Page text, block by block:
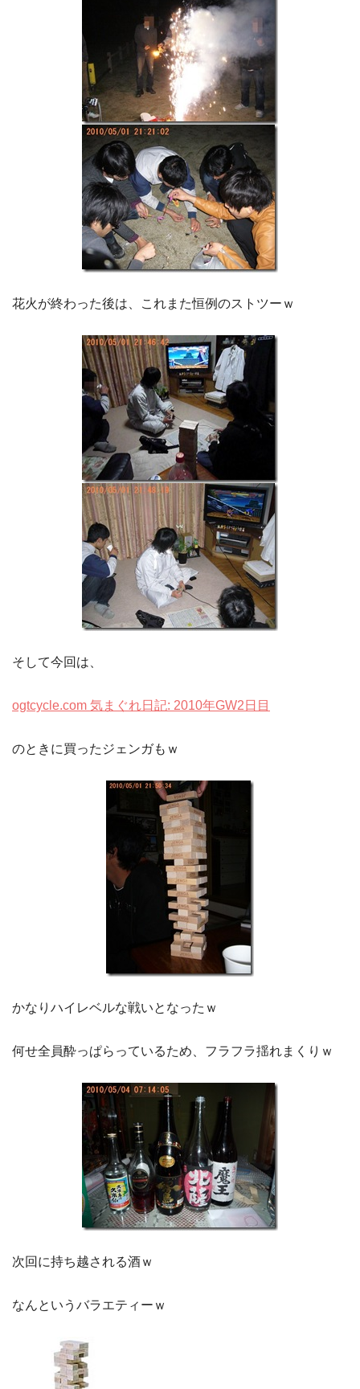
花火が終わった後は、これまた恒例のストツーｗ
そして今回は、
ogtcycle.com 気まぐれ日記: 2010年GW2日目
のときに買ったジェンガもｗ
かなりハイレベルな戦いとなったｗ
何せ全員酔っぱらっているため、フラフラ揺れまくりｗ
次回に持ち越される酒ｗ
なんというバラエティーｗ